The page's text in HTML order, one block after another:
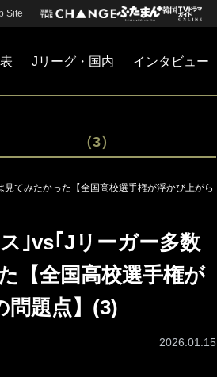
Site
Jリーグ・国内 インタビュー
（3）
てみたかった【全国高校選手権が浮かび上がら
｣vs｢Jリーガー多数
【全国高校選手権が
問題点】(3)
2026.01.15